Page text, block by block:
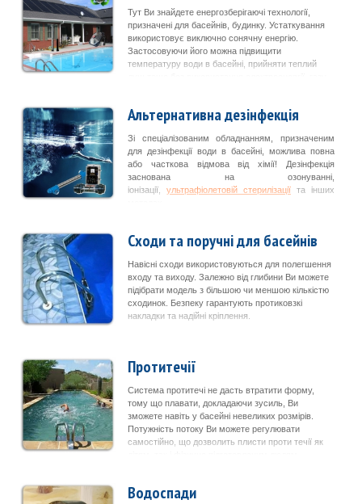
Тут Ви знайдете енергозберігаючі технології,
призначені для басейнів, будинку. Устаткування
використовує виключно сонячну енергію.
Застосовуючи його можна підвищити
температуру води в басейні, прийняти теплий
Альтернативна дезінфекція
Зі спеціалізованим обладнанням, призначеним
для дезінфекції води в басейні, можлива повна
або часткова відмова від хімії! Дезінфекція
заснована на озонуванні,
іонізації,ультрафіолетовій стерилізації та інших
Сходи та поручні для басейнів
Навісні сходи використовуються для полегшення
входу та виходу. Залежно від глибини Ви можете
підібрати модель з більшою чи меншою кількістю
сходинок. Безпеку гарантують протиковзкі
накладки та надійні кріплення.
Протитечії
Система протитечі не дасть втратити форму,
тому що плавати, докладаючи зусиль, Ви
зможете навіть у басейні невеликих розмірів.
Потужність потоку Ви можете регулювати
самостійно, що дозволить плисти проти течії як
Водоспади